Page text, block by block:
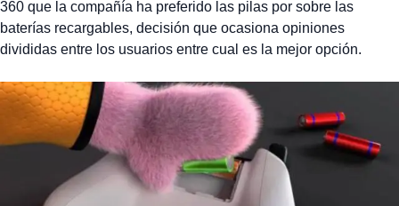
360 que la compañía ha preferido las pilas por sobre las
baterías recargables, decisión que ocasiona opiniones
divididas entre los usuarios entre cual es la mejor opción.